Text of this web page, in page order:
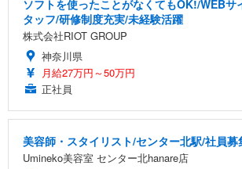
ソフトを使ったことがなくてもOK!/WEBサ
タッフ/研修制度充実/未経験活躍
株式会社RIOT GROUP
神奈川県
月給27万円～50万円
正社員
美容師・スタイリスト/センター北駅/社員
Umineko美容室 センター北hanare店